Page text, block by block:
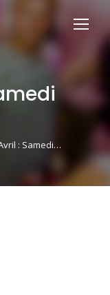
: Samedi…